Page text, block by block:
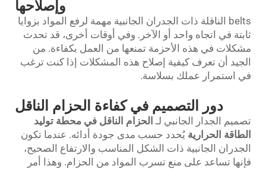
وإصلاحها
belts الناقلة ذات الجدران الجانبية مهمة لرفع المواد بزوايا
ثابتة في اتجاه واحد أو الآخر. وفي أوقات أخرى، قد تحدث
مشكلات في هذه الأحزمة تمنعها من العمل بكفاءة. من
الجيد أن تعرف كيفية إصلاح هذه المشكلات إذا كنت ترغب
في استمرار عملك بسلاسة.
دور التصميم في كفاءة الحزام الناقل
تصميم الجدار الجانبي لـ الحزام الناقل في محطة توليد
الطاقة الحرارية يُحدد حسب مدى جودة أدائه. عندما تكون
الجدران الجانبية ذات الشكل المناسب والارتفاع الصحيح،
فإنها تساعد على منع تسرب المواد من الحزام. وهذا أمر